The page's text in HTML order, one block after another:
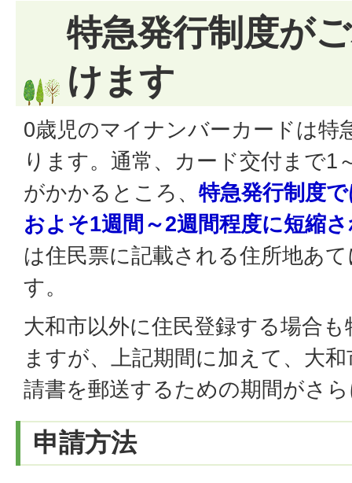
特急発行制度が
けます
0歳児のマイナンバーカードは特
ります。通常、カード交付まで1
がかかるところ、 特急発行制度
およそ1週間～2週間程度に短縮
は住民票に記載される住所地あ
す。
大和市以外に住民登録する場合
ますが、上記期間に加えて、大
請書を郵送するための期間がさ
申請方法